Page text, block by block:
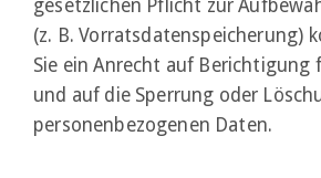
gesetzlichen Pflicht zur
(z. B. Vorratsdatenspeicherung)
Sie ein Anrecht auf Berichtigung
und auf die Sperrung oder
personenbezogenen Daten.